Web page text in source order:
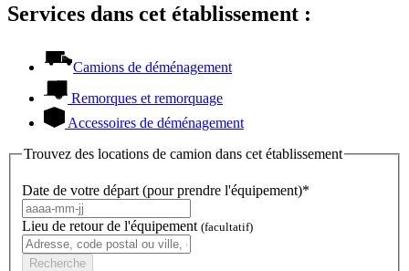
Services dans cet établissement :
Camions de déménagement
Remorques et remorquage
Accessoires de déménagement
Trouvez des locations de camion dans cet établissement
Date de votre départ (pour prendre l'équipement)*
Lieu de retour de l'équipement (facultatif)
Recherche